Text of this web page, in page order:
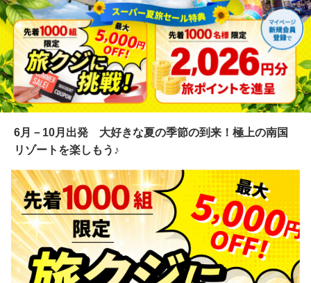
6月－10月出発 大好きな夏の季節の到来！極上の南国
リゾートを楽しもう♪